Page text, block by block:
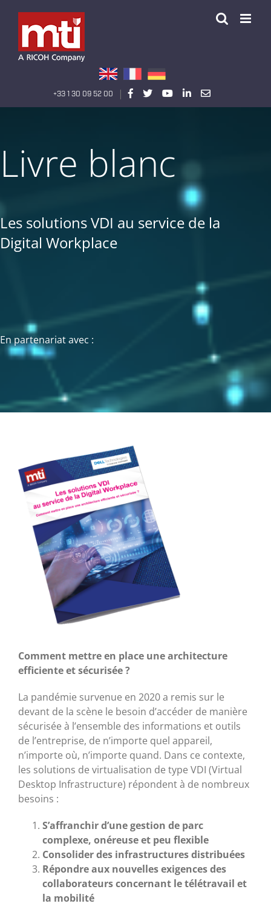
contenu
+33 1 30 09 52 00 |
Livre blanc
Les solutions VDI au service de la
Digital Workplace
En partenariat avec :
Comment mettre en place une architecture
efficiente et sécurisée ?
La pandémie survenue en 2020 a remis sur le
devant de la scène le besoin d’accéder de manière
sécurisée à l’ensemble des informations et outils
de l’entreprise, de n’importe quel appareil,
n’importe où, n’importe quand. Dans ce contexte,
les solutions de virtualisation de type VDI (Virtual
Desktop Infrastructure) répondent à de nombreux
besoins :
S’affranchir d’une gestion de parc
complexe, onéreuse et peu flexible
Consolider des infrastructures distribuées
Répondre aux nouvelles exigences des
collaborateurs concernant le télétravail et
la mobilité